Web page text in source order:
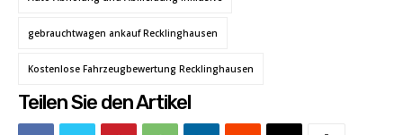
gebrauchtwagen ankauf Recklinghausen
Kostenlose Fahrzeugbewertung Recklinghausen
Teilen Sie den Artikel